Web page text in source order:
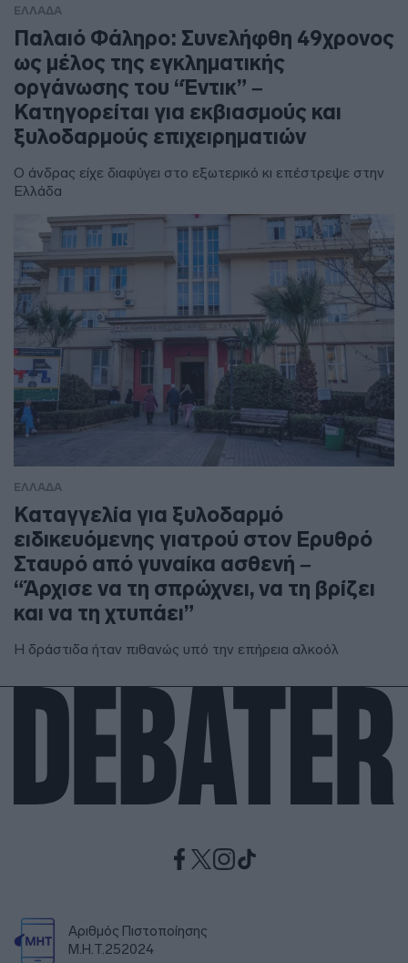
ΕΛΛΑΔΑ
Παλαιό Φάληρο: Συνελήφθη 49χρονος
ως μέλος της εγκληματικής
οργάνωσης του “Έντικ” –
Κατηγορείται για εκβιασμούς και
ξυλοδαρμούς επιχειρηματιών
Ο άνδρας είχε διαφύγει στο εξωτερικό κι επέστρεψε στην
Ελλάδα
ΕΛΛΑΔΑ
Καταγγελία για ξυλοδαρμό
ειδικευόμενης γιατρού στον Ερυθρό
Σταυρό από γυναίκα ασθενή –
“Άρχισε να τη σπρώχνει, να τη βρίζει
και να τη χτυπάει”
Η δράστιδα ήταν πιθανώς υπό την επήρεια αλκοόλ
Αριθμός Πιστοποίησης
Μ.Η.Τ.252024